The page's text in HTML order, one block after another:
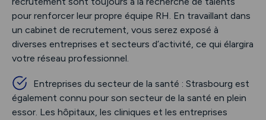
pour renforcer leur propre équipe RH. En travaillant dans
un cabinet de recrutement, vous serez exposé à
diverses entreprises et secteurs d’activité, ce qui élargira
votre réseau professionnel.
Entreprises du secteur de la santé : Strasbourg est
également connu pour son secteur de la santé en plein
essor. Les hôpitaux, les cliniques et les entreprises